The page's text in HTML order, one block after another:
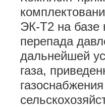
ЭК-Т2 на базе
перепада
дальнейшей
газа,